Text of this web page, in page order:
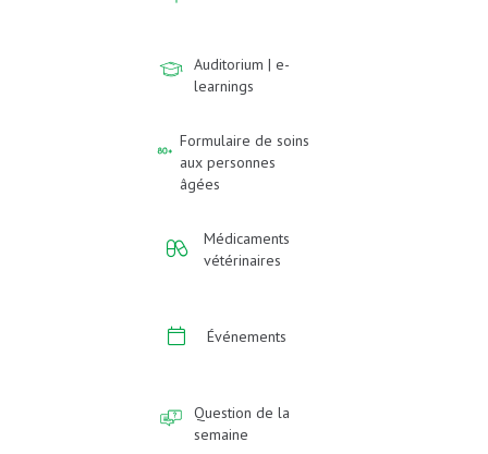
Auditorium | e-
learnings
Formulaire de soins
aux personnes
âgées
Médicaments
vétérinaires
Événements
Question de la
semaine